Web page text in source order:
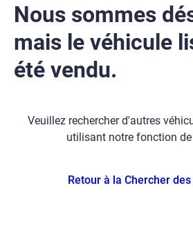
Nous sommes
mais le véhicule
été vendu.
Veuillez rechercher d'autres
utilisant notre fonction de
Retour à la Chercher des